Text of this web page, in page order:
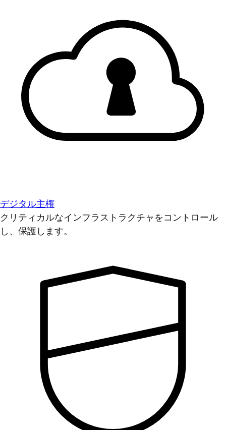
デジタル主権
クリティカルなインフラストラクチャをコントロール
し、保護します。